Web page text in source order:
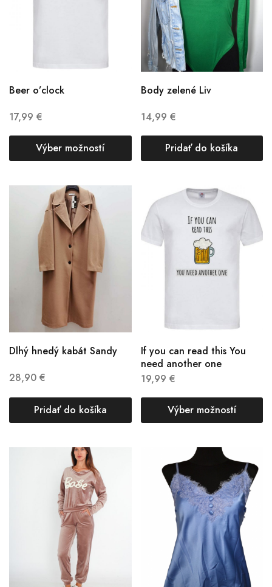
Beer o’clock
17,99 €
Výber možností
Body zelené Liv
14,99 €
Pridať do košíka
Dlhý hnedý kabát Sandy
28,90 €
Pridať do košíka
If you can read this You
need another one
19,99 €
Výber možností